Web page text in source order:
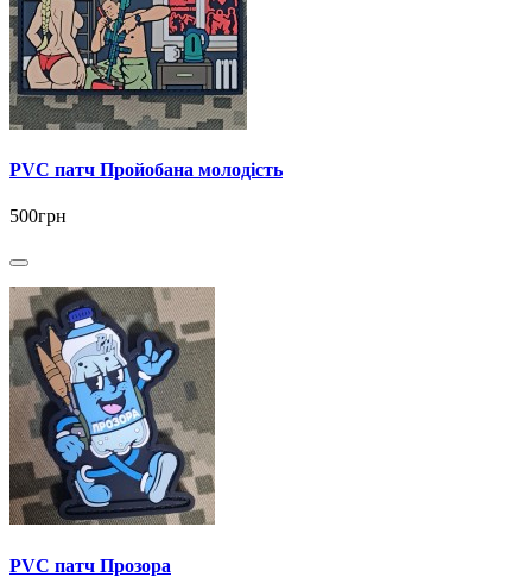
PVC патч Пройобана молодість
500грн
PVC патч Прозора